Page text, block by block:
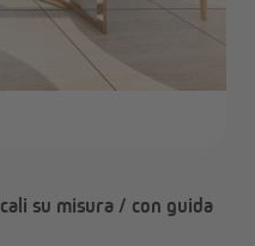
su misura / con guida